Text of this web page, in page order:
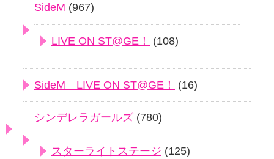
SideM (967)
LIVE ON ST@GE！ (108)
SideM LIVE ON ST@GE！ (16)
シンデレラガールズ (780)
スターライトステージ (125)